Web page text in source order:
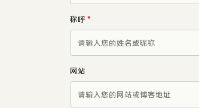
称呼*
网站